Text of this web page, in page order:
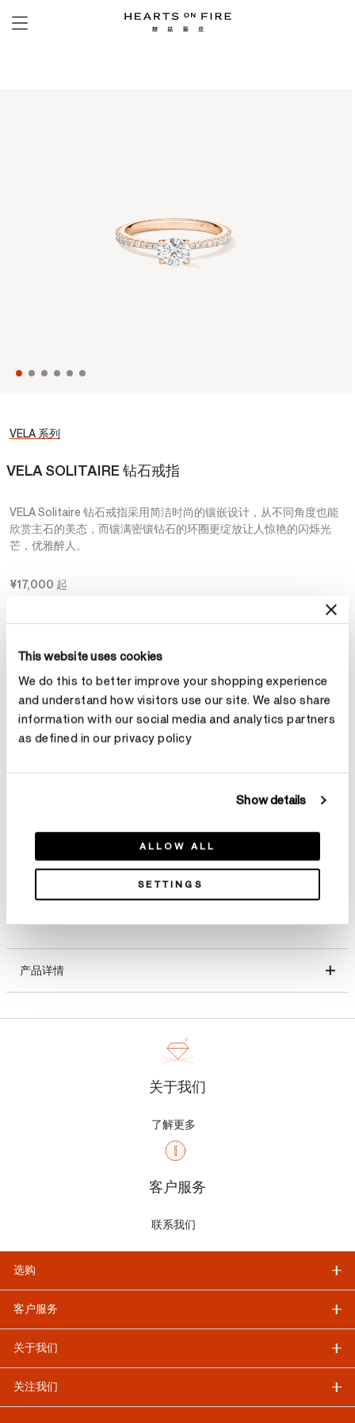
This website uses cookies
We do this to better improve your shopping experience
and understand how visitors use our site. We also share
information with our social media and analytics partners
as defined in our privacy policy
Show details
ALLOW ALL
SETTINGS
VELA 系列
VELA SOLITAIRE 钻石戒指
VELA Solitaire 钻石戒指采用简洁时尚的镶嵌设计，从不同角度也能
欣赏主石的美态，而镶满密镶钻石的环圈更绽放让人惊艳的闪烁光
芒，优雅醉人。
¥17,000 起
选择 材质
克拉总重
选择 克拉总重
产品详情
关于我们
了解更多
客户服务
联系我们
选购
客户服务
关于我们
关注我们